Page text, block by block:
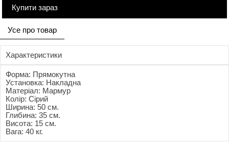
Купити зараз
Усе про товар
Характеристики
Форма: Прямокутна
Установка: Накладна
Матеріал: Мармур
Колір: Сірий
Ширина: 50 см.
Глибина: 35 см.
Висота: 15 см.
Вага: 40 кг.